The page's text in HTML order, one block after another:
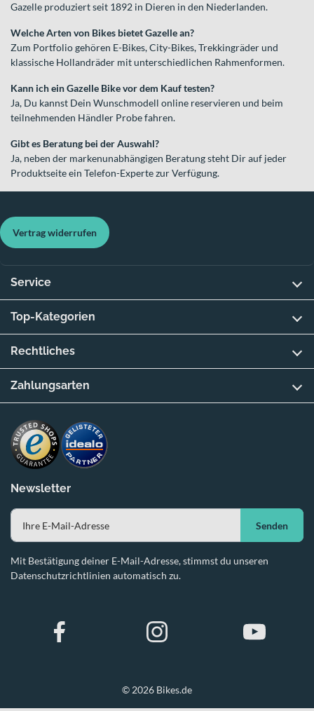
Gazelle produziert seit 1892 in Dieren in den Niederlanden.
Welche Arten von Bikes bietet Gazelle an?
Zum Portfolio gehören E-Bikes, City-Bikes, Trekkingräder und
klassische Hollandräder mit unterschiedlichen Rahmenformen.
Kann ich ein Gazelle Bike vor dem Kauf testen?
Ja, Du kannst Dein Wunschmodell online reservieren und beim
teilnehmenden Händler Probe fahren.
Gibt es Beratung bei der Auswahl?
Ja, neben der markenunabhängigen Beratung steht Dir auf jeder
Produktseite ein Telefon-Experte zur Verfügung.
Newsletter
Senden
Mit Bestätigung deiner E-Mail-Adresse, stimmst du unseren
Datenschutzrichtlinien automatisch zu.
Vertrag widerrufen
Service
Top-Kategorien
Rechtliches
Zahlungsarten
© 2026 Bikes.de